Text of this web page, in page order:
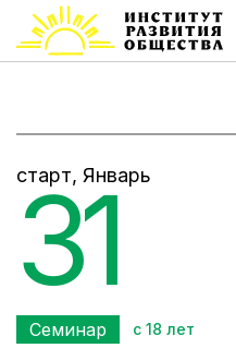
старт, Январь
31
Семинар с 18 лет